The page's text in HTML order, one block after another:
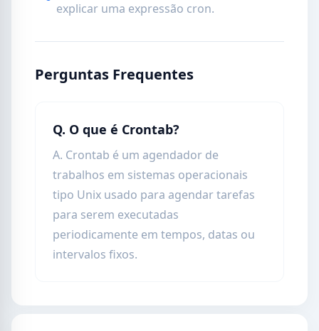
explicar uma expressão cron.
Perguntas Frequentes
Q. O que é Crontab?
A. Crontab é um agendador de
trabalhos em sistemas operacionais
tipo Unix usado para agendar tarefas
para serem executadas
periodicamente em tempos, datas ou
intervalos fixos.